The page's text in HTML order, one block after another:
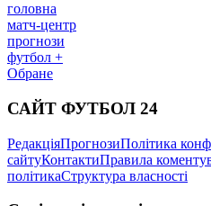
головна
матч-центр
прогнози
футбол +
Обране
САЙТ ФУТБОЛ 24
РедакціяПрогнозиПолітика
сайтуКонтактиПравила
політикаСтруктура власності